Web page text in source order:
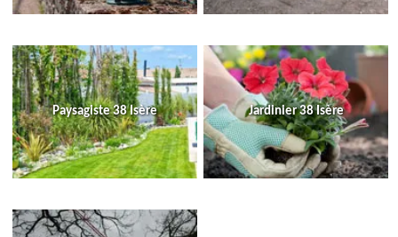
Paysagiste 38 Isère Jardinier 38 Isère